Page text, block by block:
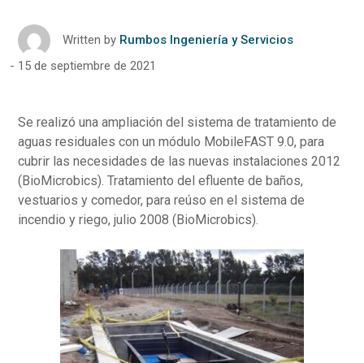
Written by Rumbos Ingeniería y Servicios
15 de septiembre de 2021
Se realizó una ampliación del sistema de tratamiento de
aguas residuales con un módulo MobileFAST 9.0, para
cubrir las necesidades de las nuevas instalaciones 2012
(BioMicrobics). Tratamiento del efluente de baños,
vestuarios y comedor, para reúso en el sistema de
incendio y riego, julio 2008 (BioMicrobics).